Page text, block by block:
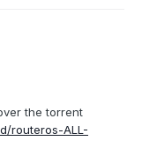
the torrent
routeros-ALL-